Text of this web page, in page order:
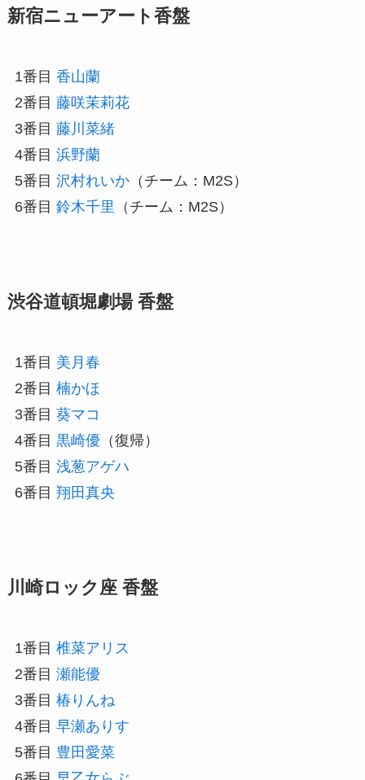
新宿ニューアート香盤
1番目 香山蘭
2番目 藤咲茉莉花
3番目 藤川菜緒
4番目 浜野蘭
5番目 沢村れいか（チーム：M2S）
6番目 鈴木千里 （チーム：M2S）
渋谷道頓堀劇場 香盤
1番目 美月春
2番目 楠かほ
3番目 葵マコ
4番目 黒崎優 （復帰）
5番目 浅葱アゲハ
6番目 翔田真央
川崎ロック座 香盤
1番目 椎菜アリス
2番目 瀬能優
3番目 椿りんね
4番目 早瀬ありす
5番目 豊田愛菜